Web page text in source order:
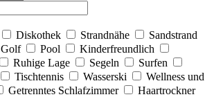
Diskothek Strandnähe
Sandstrand
Golf Pool
Kinderfreundlich
Ruhige Lage Segeln
Surfen
Tischtennis Wasserski
Wellness und
Getrenntes Schlafzimmer
Haartrockner